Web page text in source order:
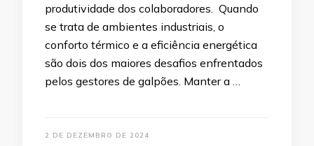
produtividade dos colaboradores. Quando
se trata de ambientes industriais, o
conforto térmico e a eficiência energética
são dois dos maiores desafios enfrentados
pelos gestores de galpões. Manter a …
2 DE DEZEMBRO DE 2024